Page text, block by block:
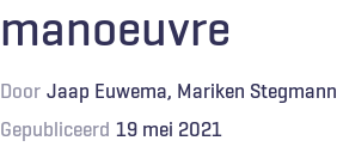
manoeuvre
Door Jaap Euwema Mariken Stegmann
Gepubliceerd 19 mei 2021